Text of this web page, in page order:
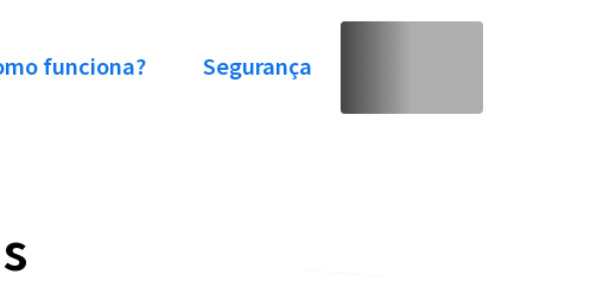
funciona? Segurança